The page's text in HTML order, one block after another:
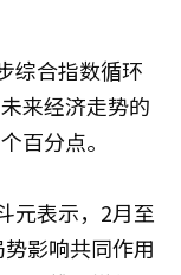
综合指数循环
来经济走势的
百分点。
元表示，2月至
影响共同作用